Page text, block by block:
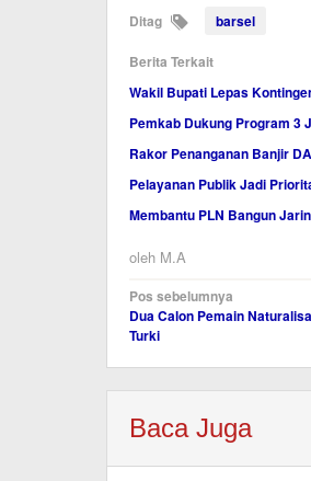
Ditag barsel
Berita Terkait
Wakil Bupati Lepas
Pemkab Dukung Program 3
Rakor Penanganan Banjir
Pelayanan Publik Jadi
Membantu PLN Bangun
oleh M.A
Navigasi
pos
Pos sebelumnya
Dua Calon Pemain
Turki
Baca Juga